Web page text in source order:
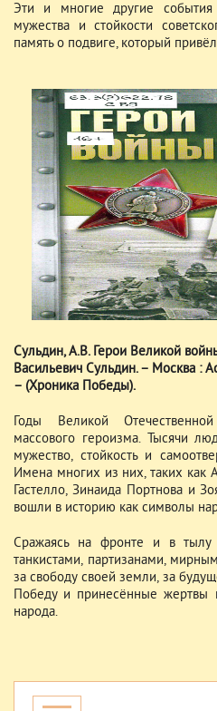
Эти и многие другие
мужества и стойкости
память о подвиге, который
Сульдин, А.В. Герои Великой
Васильевич Сульдин. – Москва :
– (Хроника Победы).
Годы Великой
массового героизма. Тысячи
мужество, стойкость и
Имена многих из них, таких как
Гастелло, Зинаида Портнова и
вошли в историю как символы
Сражаясь на фронте и в тылу
танкистами, партизанами,
за свободу своей земли, за
Победу и принесённые жертвы
народа.